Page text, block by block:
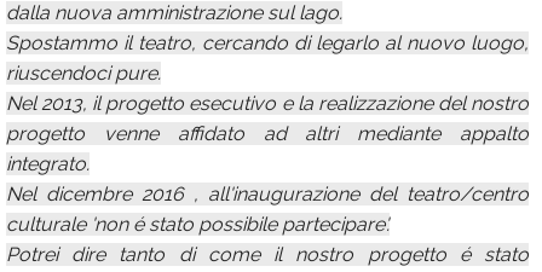
dalla nuova amministrazione sul lago.
Spostammo il teatro, cercando di legarlo al nuovo luogo,
riuscendoci pure.
Nel 2013, il progetto esecutivo e la realizzazione del nostro
progetto venne affidato ad altri mediante appalto
integrato.
Nel dicembre 2016 , all'inaugurazione del teatro/centro
culturale 'non é stato possibile partecipare'.
Potrei dire tanto di come il nostro progetto é stato